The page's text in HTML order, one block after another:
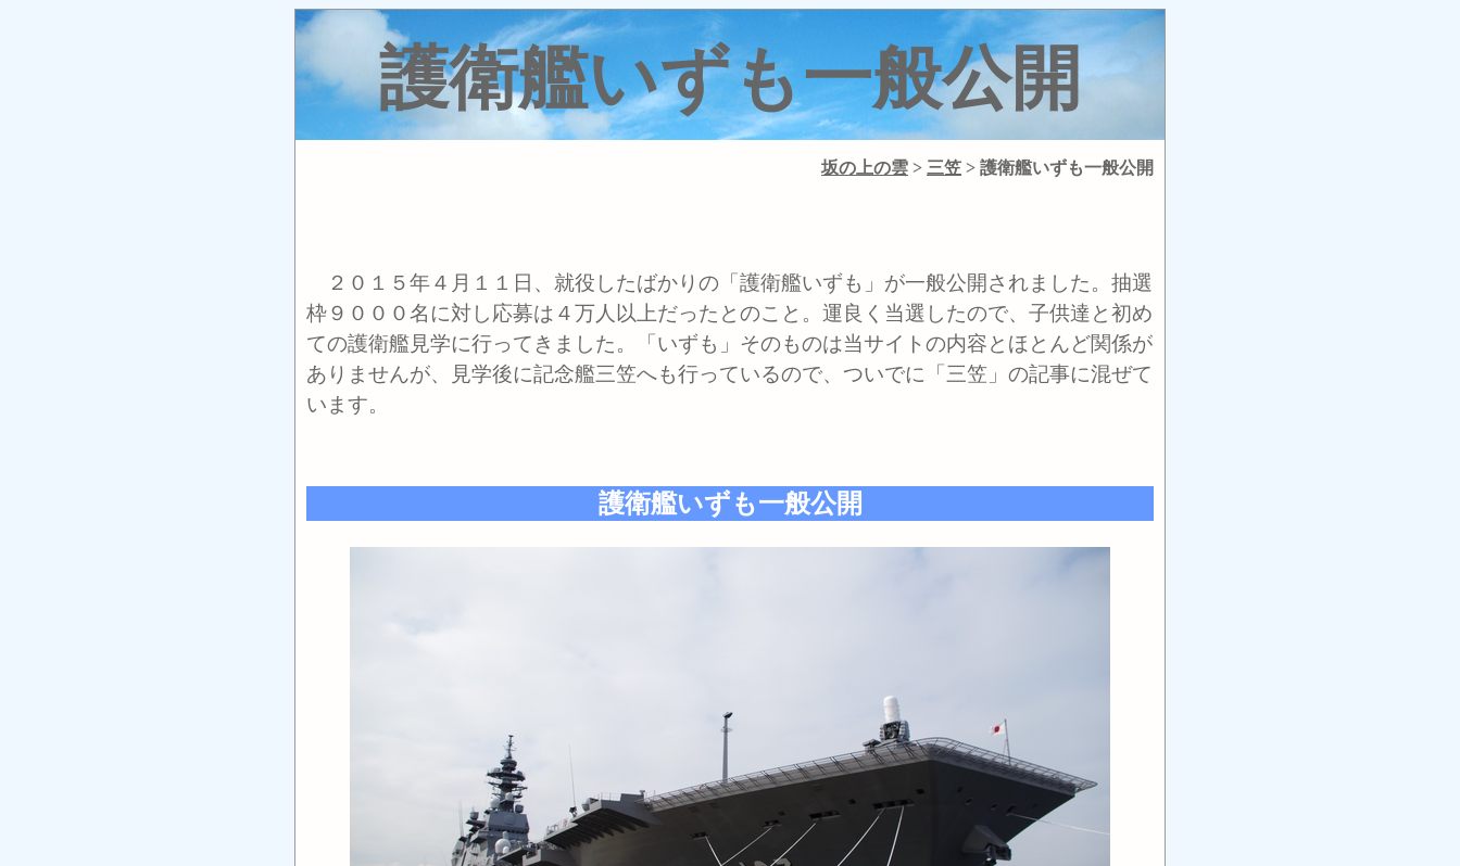
護衛艦いずも一般公開
坂の上の雲 > 三笠 > 護衛艦いずも一般公開
２０１５年４月１１日、就役したばかりの「護衛艦いずも」が一般公開されました。抽選
枠９０００名に対し応募は４万人以上だったとのこと。運良く当選したので、子供達と初め
ての護衛艦見学に行ってきました。「いずも」そのものは当サイトの内容とほとんど関係が
ありませんが、見学後に記念艦三笠へも行っているので、ついでに「三笠」の記事に混ぜて
います。
護衛艦いずも一般公開